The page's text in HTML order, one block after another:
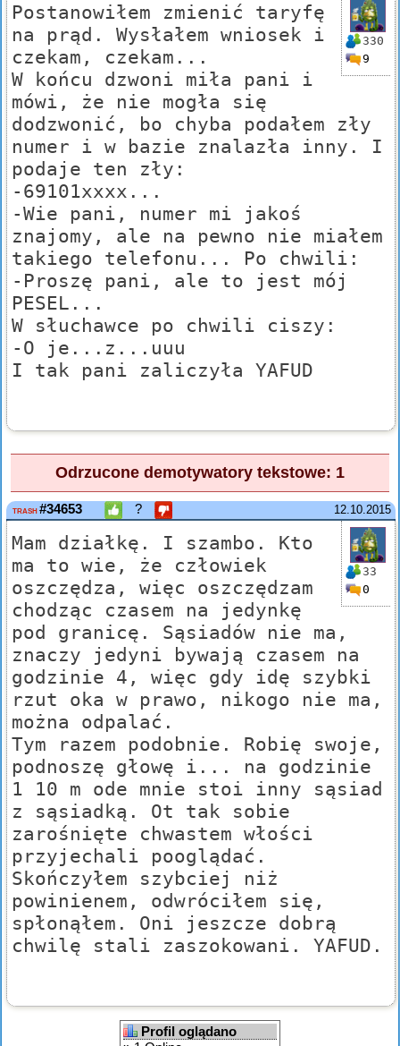
330
9
Postanowiłem zmienić taryfę
na prąd. Wysłałem wniosek i
czekam, czekam...
W końcu dzwoni miła pani i
mówi, że nie mogła się
dodzwonić, bo chyba podałem zły
numer i w bazie znalazła inny. I
podaje ten zły:
-69101xxxx...
-Wie pani, numer mi jakoś
znajomy, ale na pewno nie miałem
takiego telefonu... Po chwili:
-Proszę pani, ale to jest mój
PESEL...
W słuchawce po chwili ciszy:
-O je...z...uuu
I tak pani zaliczyła YAFUD
Odrzucone demotywatory tekstowe: 1
12.10.2015
TRASH #34653 ?
33
0
Mam działkę. I szambo. Kto
ma to wie, że człowiek
oszczędza, więc oszczędzam
chodząc czasem na jedynkę
pod granicę. Sąsiadów nie ma,
znaczy jedyni bywają czasem na
godzinie 4, więc gdy idę szybki
rzut oka w prawo, nikogo nie ma,
można odpalać.
Tym razem podobnie. Robię swoje,
podnoszę głowę i... na godzinie
1 10 m ode mnie stoi inny sąsiad
z sąsiadką. Ot tak sobie
zarośnięte chwastem włości
przyjechali pooglądać.
Skończyłem szybciej niż
powinienem, odwróciłem się,
spłonąłem. Oni jeszcze dobrą
chwilę stali zaszokowani. YAFUD.
Profil oglądano